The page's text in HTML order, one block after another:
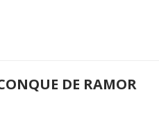
DE RAMOR